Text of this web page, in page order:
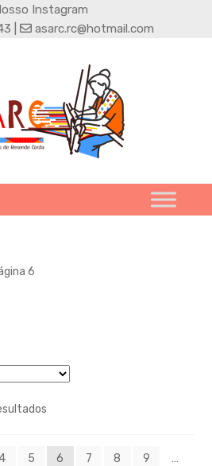
Instagram
|
asarc.rc@hotmail.com
6
4 5 6 7 8 9
…